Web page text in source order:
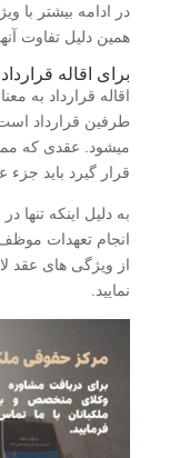
در ادامه بیشتر با
همین دلیل تفاوت
برای اقاله
اقاله قرارداد به
طرفین قرارداد
میشود. عقدی که
قرار گیرد باید جزء
به دلیل اینکه
انجام تعهدات موظف
نمایید.